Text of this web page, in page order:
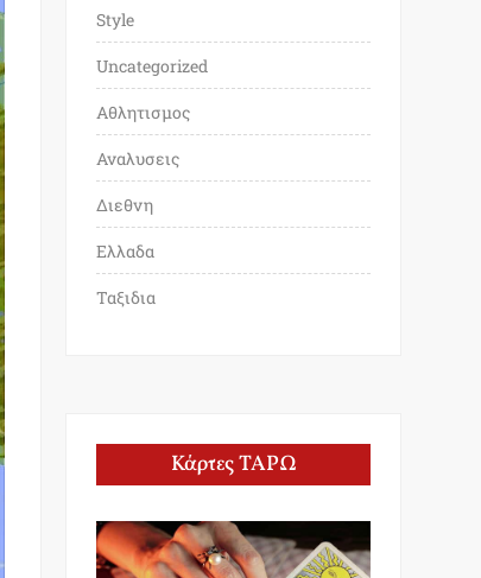
Style
Uncategorized
Αθλητισμος
Αναλυσεις
Διεθνη
Ελλαδα
Ταξιδια
Κάρτες ΤΑΡΩ